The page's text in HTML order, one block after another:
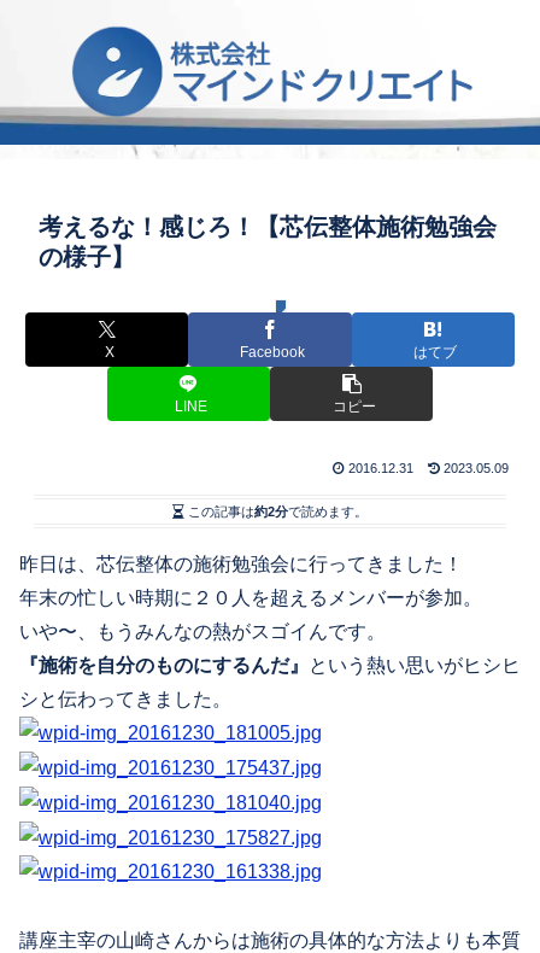
考えるな！感じろ！【芯伝整体施術勉強会
の様子】
◆ 講座＆セミナーなど
X Facebook はてブ
LINE コピー
2016.12.31 2023.05.09
この記事は約2分で読めます。
昨日は、芯伝整体の施術勉強会に行ってきました！
年末の忙しい時期に２０人を超えるメンバーが参加。
いや〜、もうみんなの熱がスゴイんです。
『施術を自分のものにするんだ』
という熱い思いがヒシヒ
シと伝わってきました。
講座主宰の山崎さんからは施術の具体的な方法よりも本質